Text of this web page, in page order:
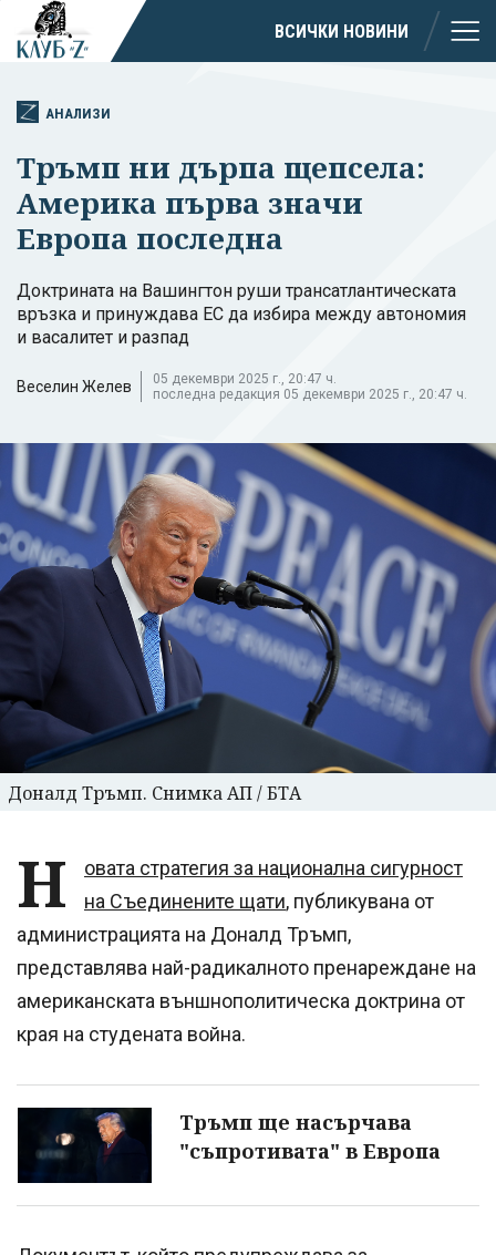
ВСИЧКИ НОВИНИ
АНАЛИЗИ
Тръмп ни дърпа щепсела:
Америка първа значи
Европа последна
Доктрината на Вашингтон руши трансатлантическата
връзка и принуждава ЕС да избира между автономия
и васалитет и разпад
Веселин Желев
05 декември 2025 г., 20:47 ч.
последна редакция 05 декември 2025 г., 20:47 ч.
Доналд Тръмп. Снимка АП / БТА
Н
овата стратегия за национална сигурност
на Съединените щати, публикувана от
администрацията на Доналд Тръмп,
представлява най-радикалното пренареждане на
американската външнополитическа доктрина от
края на студената война.
Тръмп ще насърчава
"съпротивата" в Европа